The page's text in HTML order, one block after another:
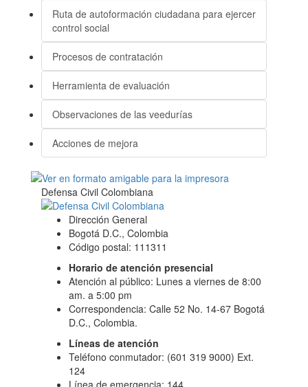
Ruta de autoformación ciudadana para ejercer
control social
Procesos de contratación
Herramienta de evaluación
Observaciones de las veedurías
Acciones de mejora
Defensa Civil Colombiana
Dirección General
Bogotá D.C., Colombia
Código postal: 111311
Horario de atención presencial
Atención al público: Lunes a viernes de 8:00
am. a 5:00 pm
Correspondencia: Calle 52 No. 14-67 Bogotá
D.C., Colombia.
Líneas de atención
Teléfono conmutador: (601 319 9000) Ext.
124
Línea de emergencia: 144